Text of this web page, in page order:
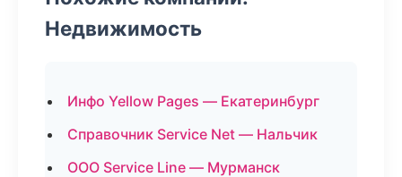
Недвижимость
Инфо Yellow Pages — Екатеринбург
Справочник Service Net — Нальчик
ООО Service Line — Мурманск